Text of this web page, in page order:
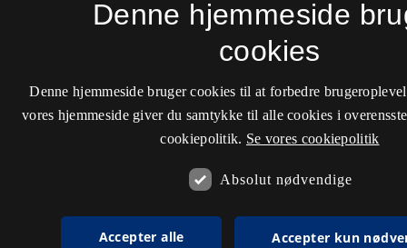
Denne hjemmeside
cookies
Denne hjemmeside bruger cookies til at forbedre
vores hjemmeside giver du samtykke til alle cookies i
cookiepolitik. Se vores cookiepolitik
Absolut nødvendige
Accepter alle Accepter kun